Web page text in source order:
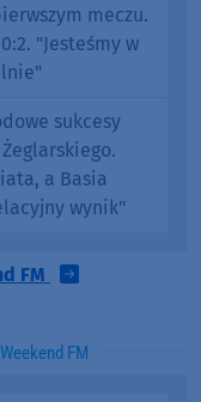
meczu.
"Jesteśmy w
sukcesy
a Basia
wynik"
FM
FM